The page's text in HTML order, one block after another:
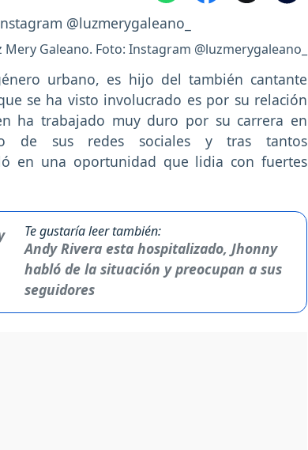
Mery Galeano. Foto: Instagram @luzmerygaleano_
urbano, es hijo del también cantante
se ha visto involucrado es por su relación
ha trabajado muy duro por su carrera en
de sus redes sociales y tras tantos
en una oportunidad que lidia con fuertes
Te gustaría leer también:
Andy Rivera esta hospitalizado, Jhonny
habló de la situación y preocupan a sus
seguidores